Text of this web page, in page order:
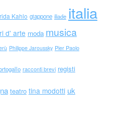
Kahlo giappone iliade italia
d' arte moda musica
Philippe Jaroussky Pier Paolo
racconti brevi registi
teatro tina modotti uk